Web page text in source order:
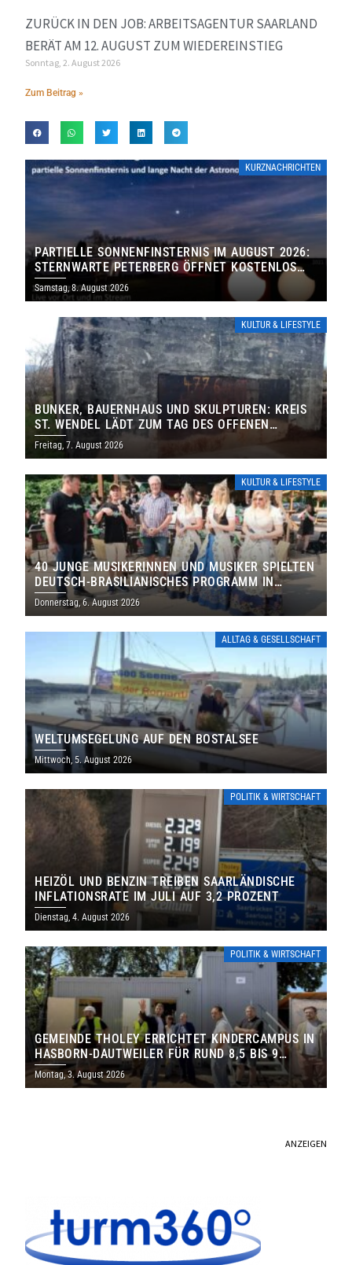
ZURÜCK IN DEN JOB: ARBEITSAGENTUR SAARLAND
BERÄT AM 12. AUGUST ZUM WIEDEREINSTIEG
Sonntag, 2. August 2026
Zum Beitrag »
KURZNACHRICHTEN
PARTIELLE SONNENFINSTERNIS IM AUGUST 2026:
STERNWARTE PETERBERG ÖFFNET KOSTENLOS
IHRE TORE
Samstag, 8. August 2026
KULTUR & LIFESTYLE
BUNKER, BAUERNHAUS UND SKULPTUREN: KREIS
ST. WENDEL LÄDT ZUM TAG DES OFFENEN
DENKMALS EIN
Freitag, 7. August 2026
KULTUR & LIFESTYLE
40 JUNGE MUSIKERINNEN UND MUSIKER SPIELTEN
DEUTSCH-BRASILIANISCHES PROGRAMM IN
THOLEY
Donnerstag, 6. August 2026
ALLTAG & GESELLSCHAFT
WELTUMSEGELUNG AUF DEN BOSTALSEE
Mittwoch, 5. August 2026
POLITIK & WIRTSCHAFT
HEIZÖL UND BENZIN TREIBEN SAARLÄNDISCHE
INFLATIONSRATE IM JULI AUF 3,2 PROZENT
Dienstag, 4. August 2026
POLITIK & WIRTSCHAFT
GEMEINDE THOLEY ERRICHTET KINDERCAMPUS IN
HASBORN-DAUTWEILER FÜR RUND 8,5 BIS 9
MILLIONEN EURO
Montag, 3. August 2026
ANZEIGEN